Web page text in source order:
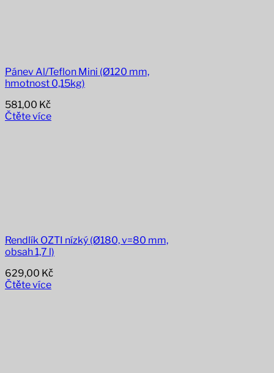
Pánev Al/Teflon Mini (Ø120 mm,
hmotnost 0,15kg)
581,00 Kč
Čtěte více
Rendlík OZTI nízký (Ø180, v=80 mm,
obsah 1,7 l)
629,00 Kč
Čtěte více